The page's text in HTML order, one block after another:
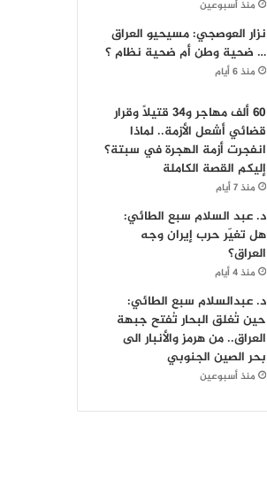
منذ أسبوعين
نزار العوصجي: مسيحيو العراق
… ضحية وطن أم ضحية نظام ؟
منذ 6 أيام
60 ألف مهاجر و34 قتيلاً وقرار
قضائي أشعل الأزمة.. لماذا
انفجرت أزمة الهجرة في سبتة؟
إليكم القصة الكاملة
منذ 7 أيام
د. عبد السلام سبع الطائي:
هل تغيّر حرب إيران وجه
العراق؟
منذ 4 أيام
د. عبدالسلام سبع الطائي:
حين تُغلق البحار تُفتح جبهة
العراق.. من هرمز والأنبار الى
بحر الصين الجنوبي
منذ أسبوعين